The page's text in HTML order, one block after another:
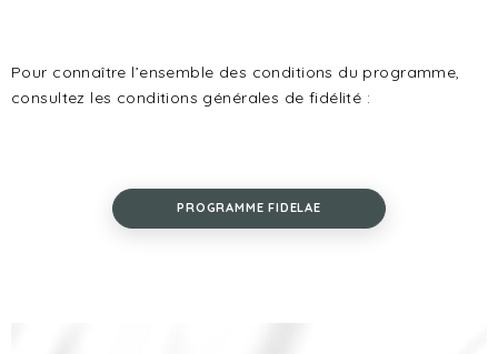
Pour connaître l’ensemble des conditions du programme,
consultez les conditions générales de fidélité :
PROGRAMME FIDELAE